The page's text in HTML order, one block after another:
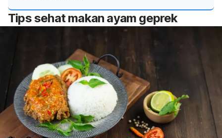
Tips sehat makan ayam geprek